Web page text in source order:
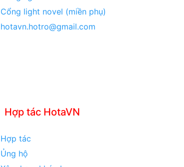
Cổng light novel (miền phụ)
hotavn.hotro@gmail.com
Hợp tác HotaVN
Hợp tác
Ủng hộ